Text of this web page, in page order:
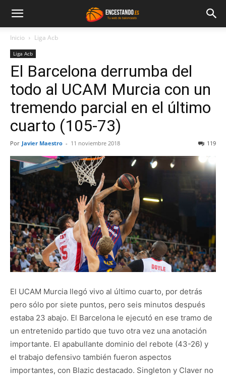
Inicio Liga Acb
Liga Acb
El Barcelona derrumba del
todo al UCAM Murcia con un
tremendo parcial en el último
cuarto (105-73)
Por Javier Maestro - 11 noviembre 2018 119
El UCAM Murcia llegó vivo al último cuarto, por detrás
pero sólo por siete puntos, pero seis minutos después
estaba 23 abajo. El Barcelona le ejecutó en ese tramo de
un entretenido partido que tuvo otra vez una anotación
importante. El apabullante dominio del rebote (43-26) y
el trabajo defensivo también fueron aspectos
importantes, con Blazic destacado. Singleton y Claver no